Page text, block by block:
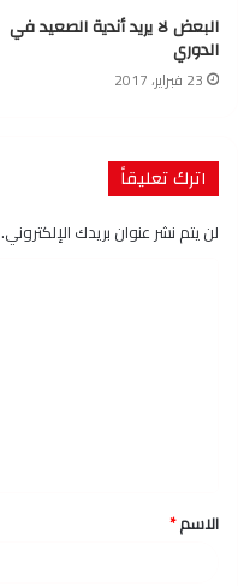
البعض لا يريد أندية الصعيد في
الدوري
23 فبراير، 2017
اترك تعليقاً
لن يتم نشر عنوان بريدك الإلكتروني.
*
الاسم*